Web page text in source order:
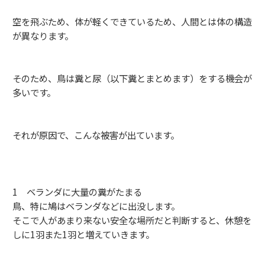
空を飛ぶため、体が軽くできているため、人間とは体の構造
が異なります。
そのため、鳥は糞と尿（以下糞とまとめます）をする機会が
多いです。
それが原因で、こんな被害が出ています。
1 ベランダに大量の糞がたまる
鳥、特に鳩はベランダなどに出没します。
そこで人があまり来ない安全な場所だと判断すると、休憩を
しに1羽また1羽と増えていきます。